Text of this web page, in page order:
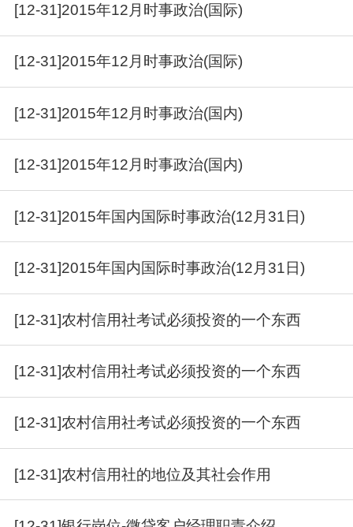
[12-31]2015年12月时事政治(国际)
[12-31]2015年12月时事政治(国际)
[12-31]2015年12月时事政治(国内)
[12-31]2015年12月时事政治(国内)
[12-31]2015年国内国际时事政治(12月31日)
[12-31]2015年国内国际时事政治(12月31日)
[12-31]农村信用社考试必须投资的一个东西
[12-31]农村信用社考试必须投资的一个东西
[12-31]农村信用社考试必须投资的一个东西
[12-31]农村信用社的地位及其社会作用